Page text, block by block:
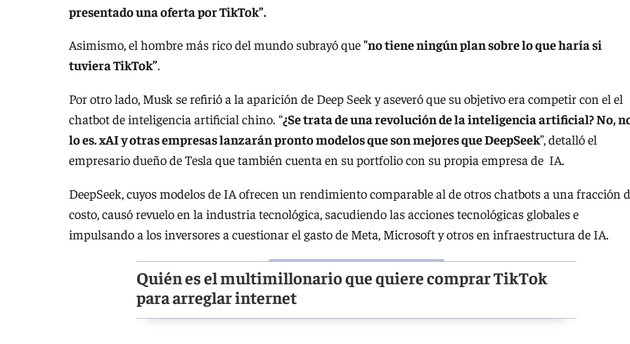
presentado una oferta por TikTok”.
Asimismo, el hombre más rico del mundo subrayó que"no tiene ningún plan sobre lo que haría si
tuviera TikTok”.
Por otro lado, Musk se refirió a la aparición de Deep Seek y aseveró que su objetivo era competir con el el
chatbot de inteligencia artificial chino. “¿Se trata de una revolución de la inteligencia artificial? No,
lo es. xAI y otras empresas lanzarán pronto modelos que son mejores que DeepSeek”, detalló el
empresario dueño de Tesla que también cuenta en su portfolio con su propia empresa de IA.
DeepSeek, cuyos modelos de IA ofrecen un rendimiento comparable al de otros chatbots a una fracción
costo, causó revuelo en la industria tecnológica, sacudiendo las acciones tecnológicas globales e
impulsando a los inversores a cuestionar el gasto de Meta, Microsoft y otros en infraestructura de IA.
Quién es el multimillonario que quiere comprar TikTok
para arreglar internet